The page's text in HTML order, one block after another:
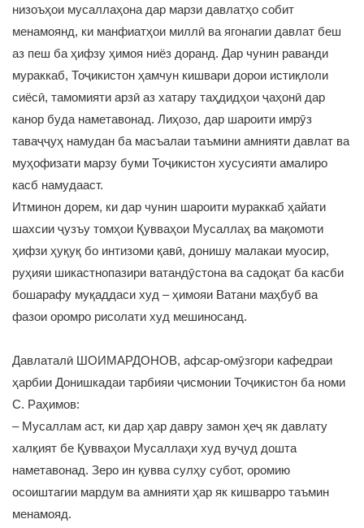
низоъҳои мусаллаҳона дар марзи давлатҳо собит
менамоянд, ки манфиатҳои миллӣ ва ягонагии давлат беш
аз пеш ба ҳифзу ҳимоя ниёз доранд. Дар чунин раванди
мураккаб, Тоҷикистон ҳамчун кишвари дорои истиқлоли
сиёсӣ, тамомияти арзӣ аз хатару таҳдидҳои ҷаҳонӣ дар
канор буда наметавонад. Лиҳозо, дар шароити имрӯз
таваҷҷуҳ намудан ба масъалаи таъмини амнияти давлат ва
муҳофизати марзу буми Тоҷикистон хусусияти амалиро
касб намудааст.
Итминон дорем, ки дар чунин шароити мураккаб ҳайати
шахсии ҷузъу томҳои Қувваҳои Мусаллаҳ ва мақомоти
ҳифзи ҳуқуқ бо интизоми қавӣ, донишу малакаи муосир,
руҳияи шикастнопазири ватандӯстона ва садоқат ба касби
бошарафу муқаддаси худ – ҳимояи Ватани маҳбуб ва
фазои оромро рисолати худ мешиносанд.
Давлаталӣ ШОИМАРДОНОВ, афсар-омӯзгори кафедраи
ҳарбии Донишкадаи тарбияи ҷисмонии Тоҷикистон ба номи
С. Раҳимов:
– Мусаллам аст, ки дар ҳар давру замон ҳеҷ як давлату
халқият бе Қувваҳои Мусаллаҳи худ вуҷуд дошта
наметавонад. Зеро ин қувва сулҳу субот, оромию
осоиштагии мардум ва амнияти ҳар як кишварро таъмин
менамояд.